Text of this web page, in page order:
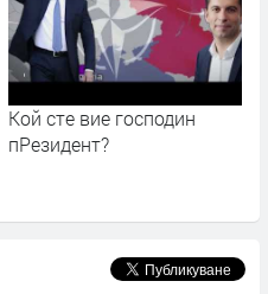
Кой сте вие господин
пРезидент?